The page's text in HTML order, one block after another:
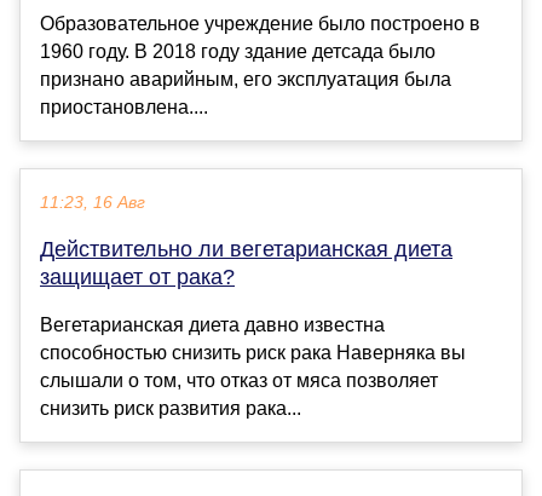
Образовательное учреждение было построено в
1960 году. В 2018 году здание детсада было
признано аварийным, его эксплуатация была
приостановлена....
11:23, 16 Авг
Действительно ли вегетарианская диета
защищает от рака?
Вегетарианская диета давно известна
способностью снизить риск рака Наверняка вы
слышали о том, что отказ от мяса позволяет
снизить риск развития рака...